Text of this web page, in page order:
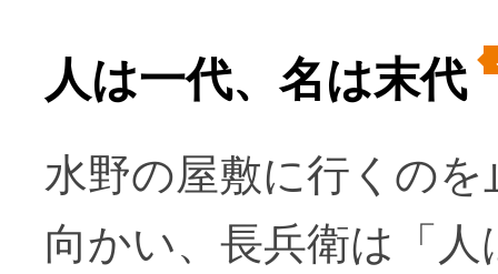
人は一代、名は末代
水野の屋敷に行くの
向かい、長兵衛は「